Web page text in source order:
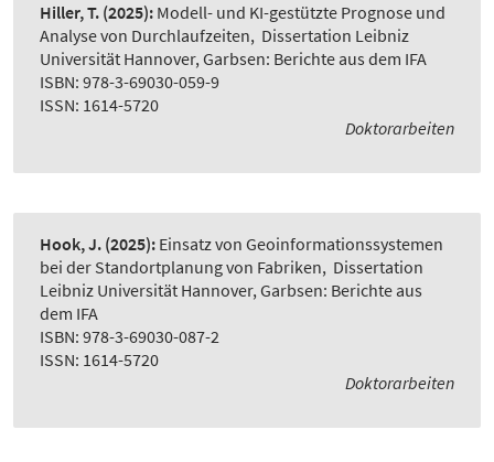
Hiller, T. (2025): Modell- und KI-gestützte Prognose und
Analyse von Durchlaufzeiten, Dissertation Leibniz
Universität Hannover, Garbsen: Berichte aus dem IFA
ISBN: 978-3-69030-059-9
ISSN: 1614-5720
Doktorarbeiten
Hook, J. (2025): Einsatz von Geoinformationssystemen
bei der Standortplanung von Fabriken, Dissertation
Leibniz Universität Hannover, Garbsen: Berichte aus
dem IFA
ISBN: 978-3-69030-087-2
ISSN: 1614-5720
Doktorarbeiten